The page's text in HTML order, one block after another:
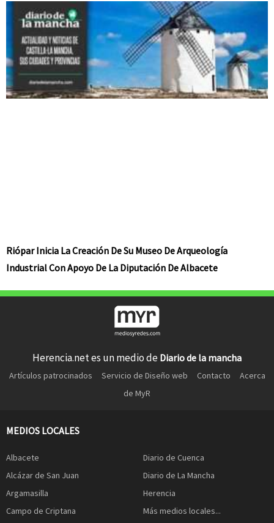
Riópar Inicia La Creación De Su Museo De Arqueología
Industrial Con Apoyo De La Diputación De Albacete
Herencia.net es un medio de Diario de la mancha
Artículos patrocinados Servicio de Diseño web Contacto
Acerca
de MyR
MEDIOS LOCALES
Albacete
Alcázar de San Juan
Argamasilla
Campo de Criptana
Diario de Cuenca
Diario de La Mancha
Herencia
Más medios locales...